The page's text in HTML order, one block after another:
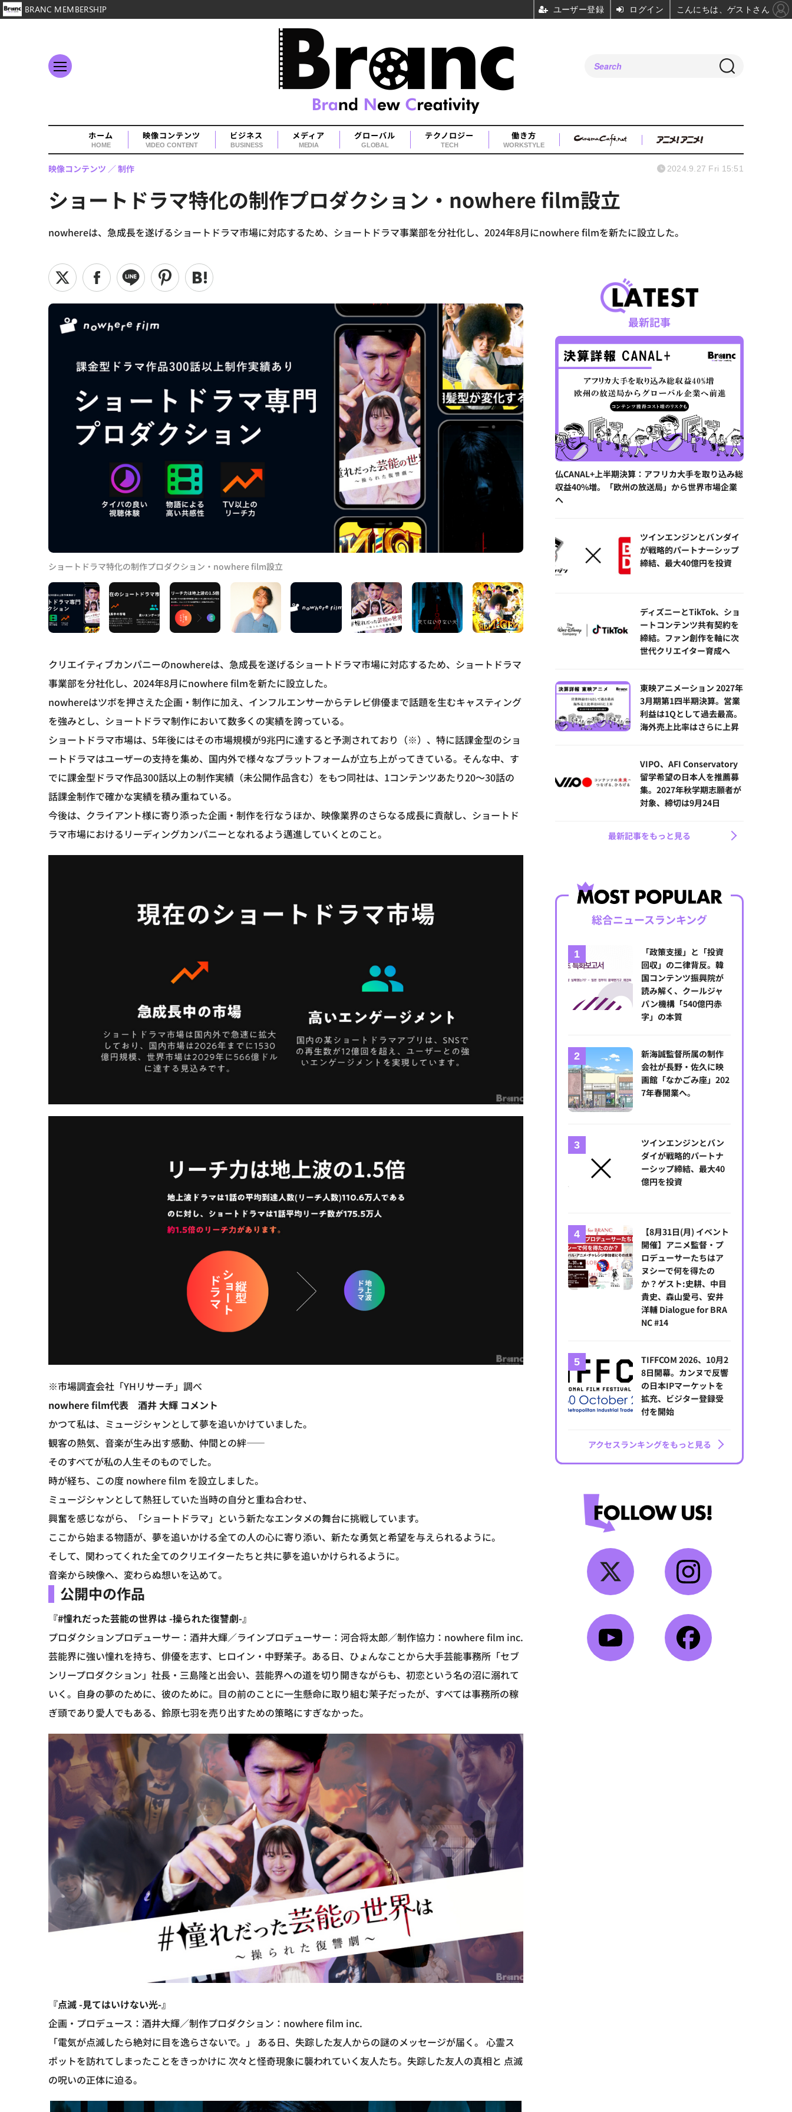
ホーム
HOME
映像コンテンツ
VIDEO CONTENT
ビジネス
BUSINESS
メディア
MEDIA
グローバル
GLOBAL
テクノロジー
TECH
働き方
WORKSTYLE
ショートドラマ特化の制作プロダクション・nowhere film設立
nowhereは、急成長を遂げるショートドラマ市場に対応するため、ショートドラマ事業部を分社化し、2024年8月にnowhere filmを新たに設立した。
映像コンテンツ 制作 2024.9.27 Fri 15:51
ショートドラマ特化の制作プロダクション・nowhere film設立
クリエイティブカンパニーのnowhereは、急成長を遂げるショートドラマ市場に対応するため、ショートドラマ
事業部を分社化し、2024年8月にnowhere filmを新たに設立した。
nowhereはツボを押さえた企画・制作に加え、インフルエンサーからテレビ俳優まで話題を生むキャスティング
を強みとし、ショートドラマ制作において数多くの実績を誇っている。
ショートドラマ市場は、5年後にはその市場規模が9兆円に達すると予測されており（※）、特に話課金型のショ
ートドラマはユーザーの支持を集め、国内外で様々なプラットフォームが立ち上がってきている。そんな中、す
でに課金型ドラマ作品300話以上の制作実績（未公開作品含む）をもつ同社は、1コンテンツあたり20～30話の
話課金制作で確かな実績を積み重ねている。
今後は、クライアント様に寄り添った企画・制作を行なうほか、映像業界のさらなる成長に貢献し、ショートド
ラマ市場におけるリーディングカンパニーとなれるよう邁進していくとのこと。
※市場調査会社「YHリサーチ」調べ
nowhere film代表 酒井 大輝 コメント
かつて私は、ミュージシャンとして夢を追いかけていました。
観客の熱気、音楽が生み出す感動、仲間との絆——
そのすべてが私の人生そのものでした。
時が経ち、この度 nowhere film を設立しました。
ミュージシャンとして熱狂していた当時の自分と重ね合わせ、
興奮を感じながら、「ショートドラマ」という新たなエンタメの舞台に挑戦しています。
ここから始まる物語が、夢を追いかける全ての人の心に寄り添い、新たな勇気と希望を与えられるように。
そして、関わってくれた全てのクリエイターたちと共に夢を追いかけられるように。
音楽から映像へ、変わらぬ想いを込めて。
公開中の作品
『#憧れだった芸能の世界は -操られた復讐劇-』
プロダクションプロデューサー：酒井大輝／ラインプロデューサー：河合将太郎／制作協力：nowhere film inc.
芸能界に強い憧れを持ち、俳優を志す、ヒロイン・中野茉子。ある日、ひょんなことから大手芸能事務所「セブ
ンリープロダクション」社長・三島隆と出会い、芸能界への道を切り開きながらも、初恋という名の沼に溺れて
いく。自身の夢のために、彼のために。目の前のことに一生懸命に取り組む茉子だったが、すべては事務所の稼
ぎ頭であり愛人でもある、鈴原七羽を売り出すための策略にすぎなかった。
『点滅 -見てはいけない光-』
企画・プロデュース：酒井大輝／制作プロダクション：nowhere film inc.
「電気が点滅したら絶対に目を逸らさないで。」 ある日、失踪した友人からの謎のメッセージが届く。 心霊ス
ポットを訪れてしまったことをきっかけに 次々と怪奇現象に襲われていく友人たち。失踪した友人の真相と 点滅
の呪いの正体に迫る。
最新記事
仏CANAL+上半期決算：アフリカ大手を取り込み総
収益40%増。「欧州の放送局」から世界市場企業
へ
ツインエンジンとバンダイ
が戦略的パートナーシップ
締結、最大40億円を投資
ディズニーとTikTok、ショ
ートコンテンツ共有契約を
締結。ファン創作を軸に次
世代クリエイター育成へ
東映アニメーション 2027年
3月期第1四半期決算。営業
利益は1Qとして過去最高。
海外売上比率はさらに上昇
VIPO、AFI Conservatory
留学希望の日本人を推薦募
集。2027年秋学期志願者が
対象、締切は9月24日
最新記事をもっと見る
総合ニュースランキング
「政策支援」と「投資
回収」の二律背反。韓
国コンテンツ振興院が
読み解く、クールジャ
パン機構「540億円赤
字」の本質
新海誠監督所属の制作
会社が長野・佐久に映
画館「なかごみ座」202
7年春開業へ。
ツインエンジンとバン
ダイが戦略的パートナ
ーシップ締結、最大40
億円を投資
【8月31日(月) イベント
開催】アニメ監督・プ
ロデューサーたちはア
ヌシーで何を得たの
か？ゲスト:史耕、中目
貴史、森山愛弓、安井
洋輔 Dialogue for BRA
NC #14
TIFFCOM 2026、10月2
8日開幕。カンヌで反響
の日本IPマーケットを
拡充、ビジター登録受
付を開始
アクセスランキングをもっと見る
BRANC MEMBERSHIP ユーザー登録 ログイン こんにちは、ゲストさん